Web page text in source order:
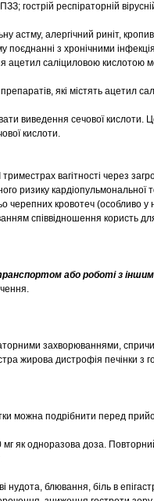
гострій респіраторній
астму, алергічний риніт,
поєднанні з хронічними
ацетил саліциловою кислотою
які містять ацетил
виведення сечової кислоти.
кислоти.
триместрах вагітності через
ризику кардіопульмональної
черепних кровотеч (особливо
співвідношення користь
або роботі з
захворюваннями,
жирова дистрофія печінки з
можна подрібнити перед
як одноразова доза.
нудота, блювання, біль в